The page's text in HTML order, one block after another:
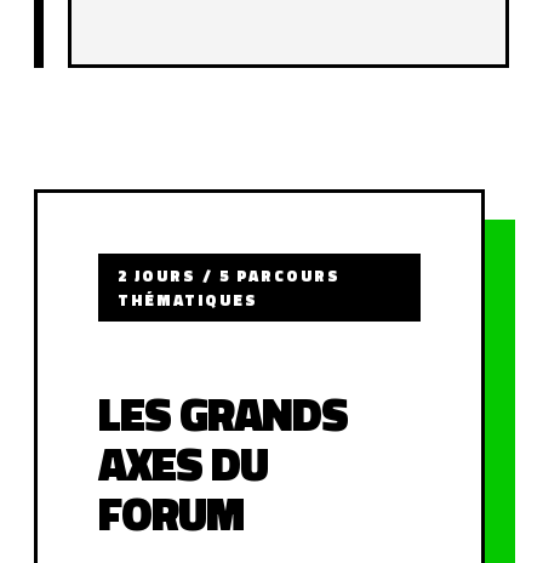
2 JOURS / 5 PARCOURS
THÉMATIQUES
LES GRANDS
AXES DU
FORUM